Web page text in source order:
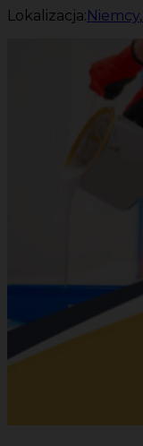
Lokalizacja: Niemcy,